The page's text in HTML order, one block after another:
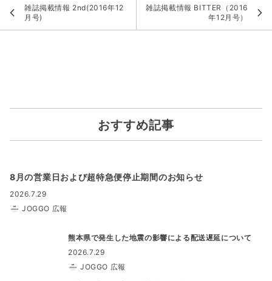
雑誌掲載情報 2nd(2016年12
月号)
雑誌掲載情報 BITTER（2016
年12月号）
おすすめ記事
8月の営業日および超特急便停止期間のお知らせ
2026.7.29
JOGGO 広報
熊本県で発生した地震の影響による配送遅延について
2026.7.29
JOGGO 広報